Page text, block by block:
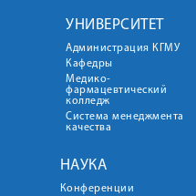
УНИВЕРСИТЕТ
Администрация КГМУ
Кафедры
Медико-
фармацевтический
колледж
Система менеджмента
качества
НАУКА
Конференции